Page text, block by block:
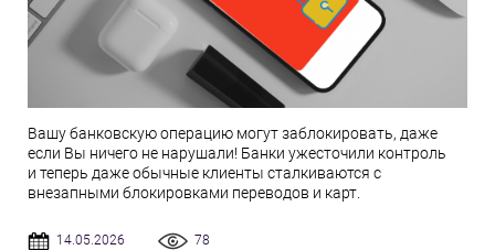
Вашу банковскую операцию могут заблокировать, даже
если Вы ничего не нарушали! Банки ужесточили контроль
и теперь даже обычные клиенты сталкиваются с
внезапными блокировками переводов и карт.
14.05.2026 78